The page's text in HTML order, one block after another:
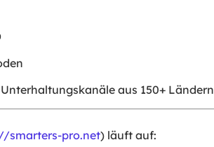
aus 150+ Ländern
smarters-pro.net) läuft auf: